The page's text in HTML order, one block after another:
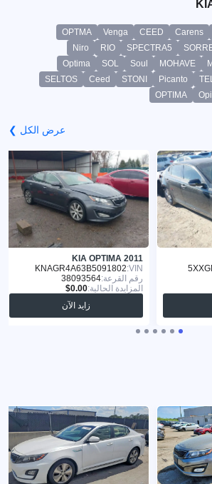
Carens
CEED
Venga
OPTMA
SPECTRA5
RIO
Niro
MOHAVE
Soul
SOL
Optima
Picanto
STONI
Ceed
SELTOS
OPTIMA
عرض الكل ❯
KIA OPTIMA 2011
VIN:
KNAGR4A63B5091802
رقم القرعة:38093564
المزايدة الحالية:
زايد الآن